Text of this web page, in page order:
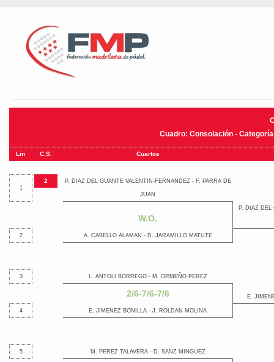
Cuadro: Consolación -
Lin C.S. Cuartos
1
2 P. DIAZ DEL GUANTE VALENTIN-FERNANDEZ - F. PARRA DE
JUAN
W.O.
P. DIAZ DEL
2 A. CABELLO ALAMAN - D. JARAMILLO MATUTE
3 L. ANTOLI BORREGO - M. ORMEÑO PEREZ
2/6-7/6-7/6 E.
4 E. JIMENEZ BONILLA - J. ROLDAN MOLINA
5 M. PEREZ TALAVERA - D. SANZ MINGUEZ